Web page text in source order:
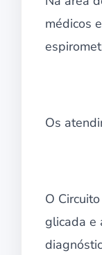
médicos
Os
O
glicada e